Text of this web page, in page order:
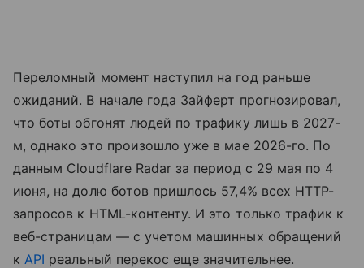
Переломный момент наступил на год раньше
ожиданий. В начале года Зайферт прогнозировал,
что боты обгонят людей по трафику лишь в 2027-
м, однако это произошло уже в мае 2026-го. По
данным Cloudflare Radar за период с 29 мая по 4
июня, на долю ботов пришлось 57,4% всех HTTP-
запросов к HTML-контенту. И это только трафик к
веб-страницам — с учетом машинных обращений
к API реальный перекос еще значительнее.